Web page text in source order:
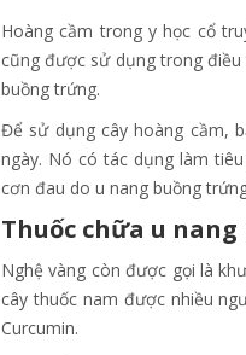
Hoàng cầm trong y học cổ
cũng được sử dụng trong
buồng trứng.
Để sử dụng cây hoàng cầm,
ngày. Nó có tác dụng làm
cơn đau do u nang buồng
Thuốc chữa u
Nghệ vàng còn được gọi là
cây thuốc nam được nhiều
Curcumin.